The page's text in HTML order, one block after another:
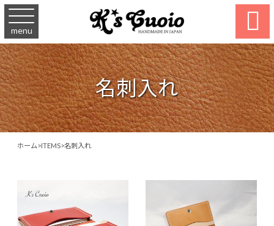
menu 
名刺入れ
ホーム>ITEMS>名刺入れ